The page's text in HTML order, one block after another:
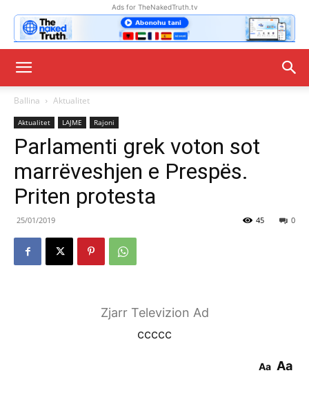
Ads for TheNakedTruth.tv
Ballina Aktualitet
Aktualitet LAJME Rajoni
Parlamenti grek voton sot
marrëveshjen e Prespës.
Priten protesta
25/01/2019 0
45
Zjarr Televizion Ad
ccccc
Aa Aa